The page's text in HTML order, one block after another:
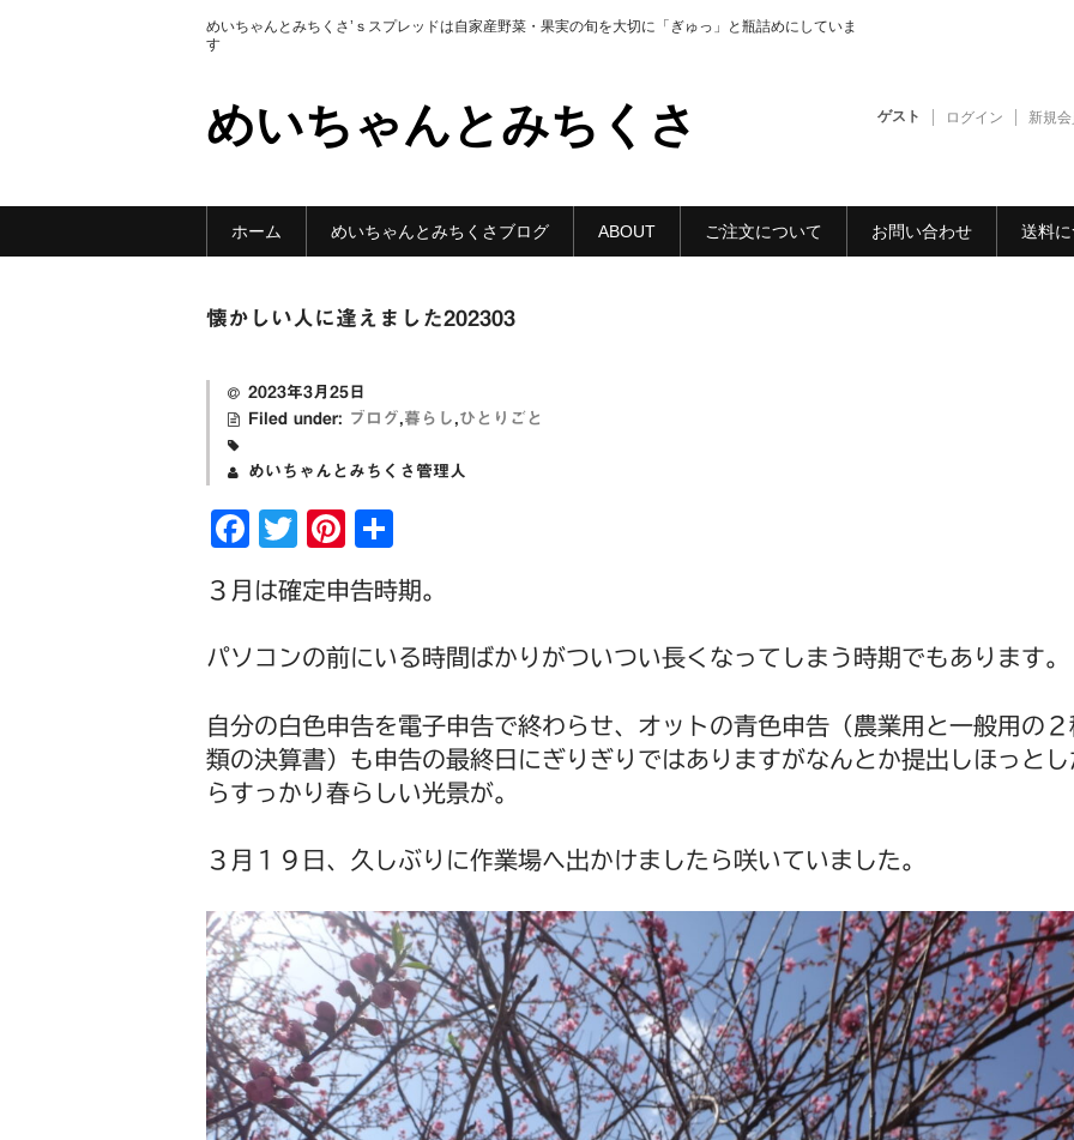
めいちゃんとみちくさ’ｓスプレッドは自家産野菜・果実の旬を大切に「ぎゅっ」と瓶詰めにしていま
す
めいちゃんとみちくさ ゲスト ログイン 新規
ホーム めいちゃんとみちくさブログ ABOUT ご注文について お問い合わせ 送料
懐かしい人に逢えました202303
2023年3月25日
Filed under: ブログ 暮らし ひとりごと
めいちゃんとみちくさ管理人
F
c
e
o
o
k
T
tt
er
Pi
er
e
st
３月は確定申告時期。
パソコンの前にいる時間ばかりがついつい長くなってしまう時期でもあります。
自分の白色申告を電子申告で終わらせ、オットの青色申告（農業用と一般用の２
類の決算書）も申告の最終日にぎりぎりではありますがなんとか提出しほっとし
らすっかり春らしい光景が。
３月１９日、久しぶりに作業場へ出かけましたら咲いていました。